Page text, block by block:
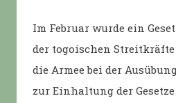
Im Februar wurde ein
der togoischen Streitkräfte
die Armee bei der
zur Einhaltung der